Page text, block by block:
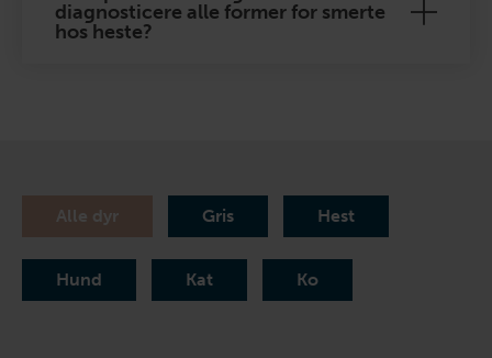
diagnosticere alle former for smerte
hos heste?
Alle dyr Gris Hest
Hund Kat Ko